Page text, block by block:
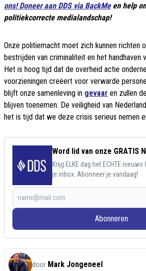
ons! Doneer aan DDS via BackMeen help
politiekcorrecte medialandschap!
Onze politiemacht moet zich kunnen richten
bestrijden van criminaliteit en het handhaven
Het is hoog tijd dat de overheid actie
voorzieningen creëert voor verwarde
blijft onze samenleving in gevaar en zullen
blijven toenemen. De veiligheid van
het is tijd dat we deze crisis serieus nemen
Word lid van onze GRATIS
Krijg ELKE dag het ECHTE
je inbox. Abonneer je vandaag!
Abonneren
door Mark Jongeneel